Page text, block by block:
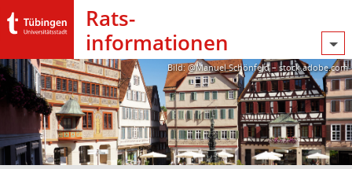
Rats­
informationen
Bild: @Manuel Schönfeld – stock.adobe.com